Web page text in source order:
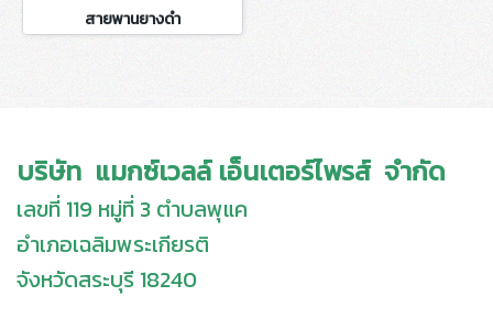
สายพานยางดำ
บริษัท แมกซ์เวลล์ เอ็นเตอร์ไพรส์ จำกัด
เลขที่ 119 หมู่ที่ 3 ตำบลพุแค
อำเภอเฉลิมพระเกียรติ
จังหวัดสระบุรี 18240